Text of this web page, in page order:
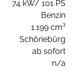
74 kW/ 101 PS
Benzin
1.199 cm³
Schönebürg
ab sofort
n/a